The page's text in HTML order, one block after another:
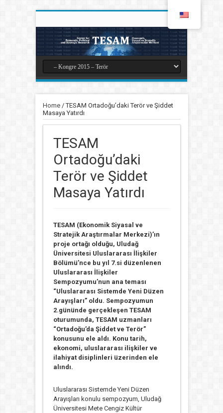
Home/TESAM Ortadoğu’daki Terör ve Şiddet
Masaya Yatırdı
TESAM
Ortadoğu’daki
Terör ve Şiddet
Masaya Yatırdı
TESAM (Ekonomik Siyasal ve
Stratejik Araştırmalar Merkezi)’ın
proje ortağı olduğu, Uludağ
Üniversitesi Uluslararası İlişkiler
Bölümü’nce bu yıl 7.si düzenlenen
Uluslararası İlişkiler
Sempozyumu’nun ana teması
“Uluslararası Sistemde Yeni Düzen
Arayışları” oldu. Sempozyumun
2.gününde gerçekleşen TESAM
oturumunda, TESAM uzmanları
“Ortadoğu’da Şiddet ve Terör”
konusunu ele aldı. Konu tarih,
ekonomi, uluslararası ilişkiler ve
ilahiyat disiplinleri üzerinden ele
alındı.
Uluslararası Sistemde Yeni Düzen
Arayışları konulu sempozyum, Uludağ
Üniversitesi Mete Cengiz Kültür